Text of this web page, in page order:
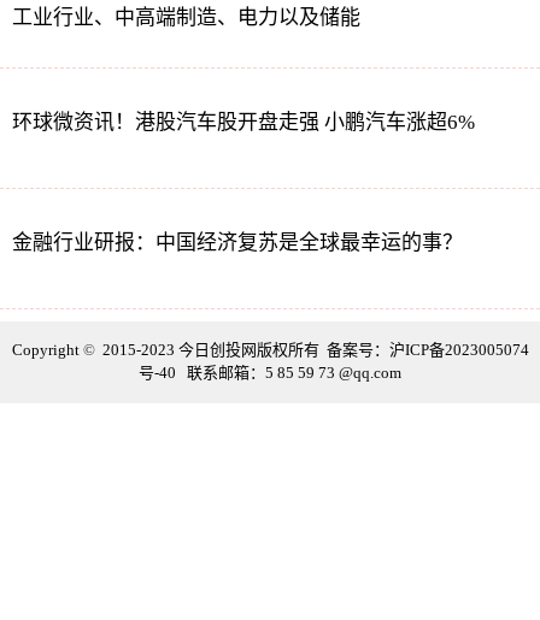
工业行业、中高端制造、电力以及储能
环球微资讯！港股汽车股开盘走强 小鹏汽车涨超6%
金融行业研报：中国经济复苏是全球最幸运的事？
Copyright © 2015-2023 今日创投网版权所有 备案号： 沪ICP备2023005074
号-40 联系邮箱：5 85 59 73 @qq.com